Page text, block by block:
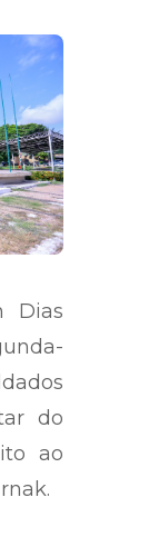
Dias
do
ao